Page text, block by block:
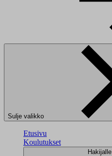
Sulje valikko
Etusivu
Koulutukset
Hakijalle